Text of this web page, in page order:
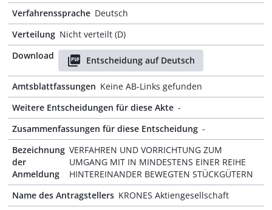
Verfahrenssprache Deutsch
Verteilung Nicht verteilt (D)
Download
Entscheidung auf Deutsch
Amtsblattfassungen Keine AB-Links gefunden
Weitere Entscheidungen für diese Akte -
Zusammenfassungen für diese Entscheidung -
Bezeichnung
der
Anmeldung
VERFAHREN UND VORRICHTUNG ZUM
UMGANG MIT IN MINDESTENS EINER REIHE
HINTEREINANDER BEWEGTEN STÜCKGÜTERN
Name des Antragstellers KRONES Aktiengesellschaft